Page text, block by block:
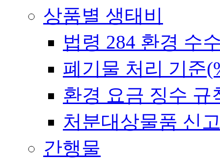
상품별 생태비
법령 284 환경 수
폐기물 처리 기준
환경 요금 징수 규
처분대상물품 신
간행물